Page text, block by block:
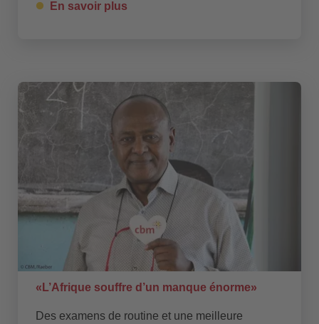
En savoir plus
«L’Afrique souffre d’un manque énorme»
Des examens de routine et une meilleure